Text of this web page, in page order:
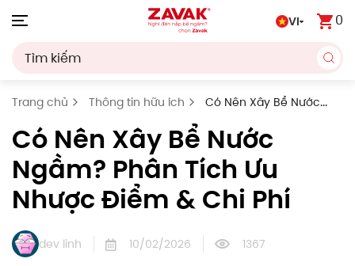
VI 0
Trang chủ Thông tin hữu ích
Có Nên Xây Bể Nước
Ngầm? Phân Tích Ưu Nhược Điểm & Chi Phí
Có Nên Xây Bể Nước
Ngầm? Phân Tích Ưu
Nhược Điểm & Chi Phí
dev linh 10/02/2026 1367